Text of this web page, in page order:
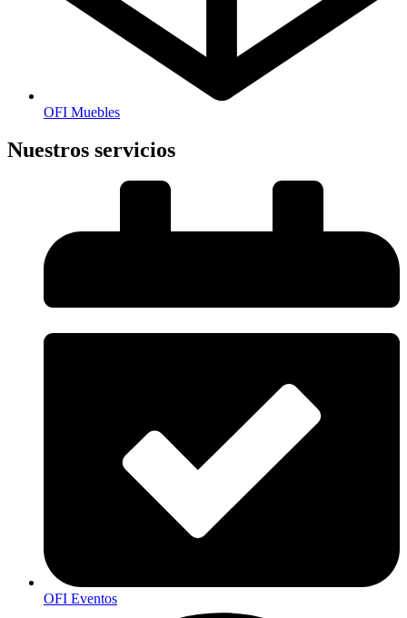
OFI Muebles
Nuestros servicios
OFI Eventos